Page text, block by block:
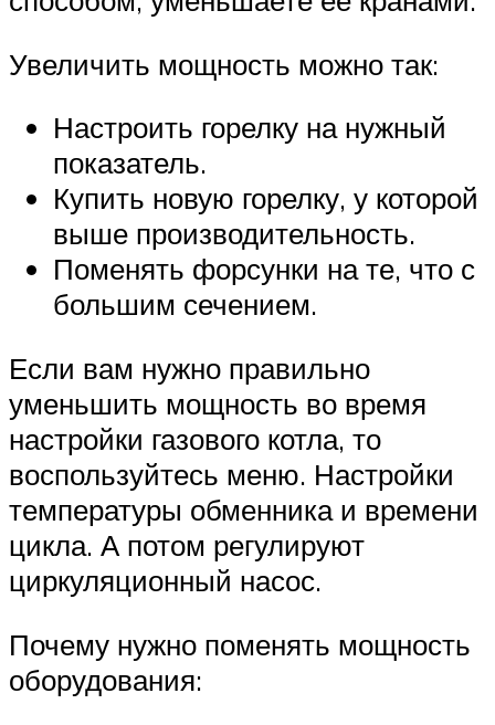
Увеличить мощность можно так:
Настроить горелку на нужный
показатель.
Купить новую горелку, у которой
выше производительность.
Поменять форсунки на те, что с
большим сечением.
Если вам нужно правильно
уменьшить мощность во время
настройки газового котла, то
воспользуйтесь меню. Настройки
температуры обменника и времени
цикла. А потом регулируют
циркуляционный насос.
Почему нужно поменять мощность
оборудования: